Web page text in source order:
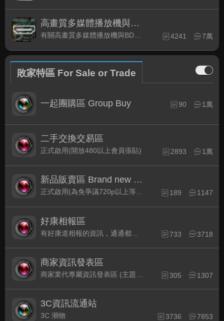
高畫質多媒體播放機與BD討論區
有關高畫質多媒體播放機與BD相關討論區 4241 7萬
敗家特區 For Sale or Trade
一起團購區 Group Buy 90 1萬
二手交換交易區
正式啟用(開放480以上會員張貼) 2893 1萬
新品販賣區 Brand new Plaza
正式啟用(為免爭議720p以上等級發表限定) 189 1147
好康相報區
733 3718
商家資訊發表區
305 1307
3C資訊流通站
3C 潮物 3736 7853